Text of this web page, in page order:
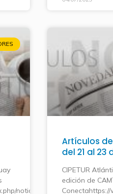
noticias/item/6173-
Artículos
del 21 al 23
CIPETUR
edición de